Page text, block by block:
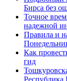
Бирса без
Точное
надежной
Правила и
Как
гид
Республика